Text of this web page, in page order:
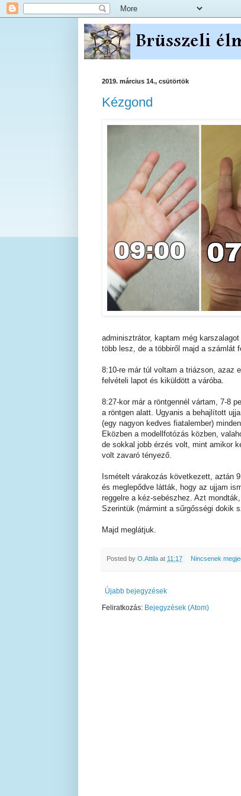
2019. március 14., csütörtök
Kézgond
adminisztrátor, kaptam még
több lesz, de a többiről majd a számlát
8:10-re már túl voltam a triázson, azaz
felvételi lapot és kiküldött a váróba.
8:27-kor már a röntgennél vártam, 7-8
a röntgen alatt. Ugyanis a behajlított
(egy nagyon kedves fiatalember)
Eközben a modellfotózás közben,
de sokkal jobb érzés volt, mint amikor
volt zavaró tényező.
Ismételt várakozás következett, aztán
és meglepődve látták, hogy az ujjam
reggelre a kéz-sebészhez. Azt
Szerintük (mármint a sűrgősségi dokik
Majd meglátjuk.
Posted by O.Attila at 11:17 Nincsenek
Újabb bejegyzések
Feliratkozás: Bejegyzések (Atom)